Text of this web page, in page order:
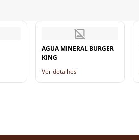
AGUA MINERAL BURGER
KING
Ver detalhes